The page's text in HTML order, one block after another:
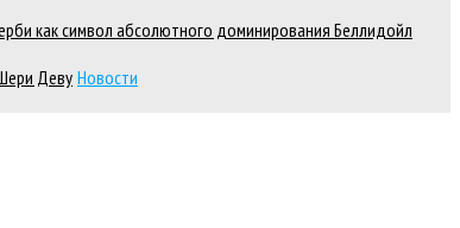
как символ абсолютного доминирования Беллидойл
Деву Новости